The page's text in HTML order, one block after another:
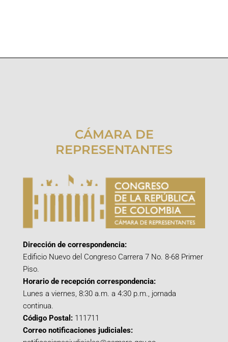
CÁMARA DE
REPRESENTANTES
Dirección de correspondencia:
Edificio Nuevo del Congreso Carrera 7 No. 8-68 Primer
Piso.
Horario de recepción correspondencia:
Lunes a viernes, 8:30 a.m. a 4:30 p.m., jornada
continua.
Código Postal: 111711
Correo notificaciones judiciales: